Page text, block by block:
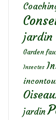
jardin
Garden
Insectes
jardin